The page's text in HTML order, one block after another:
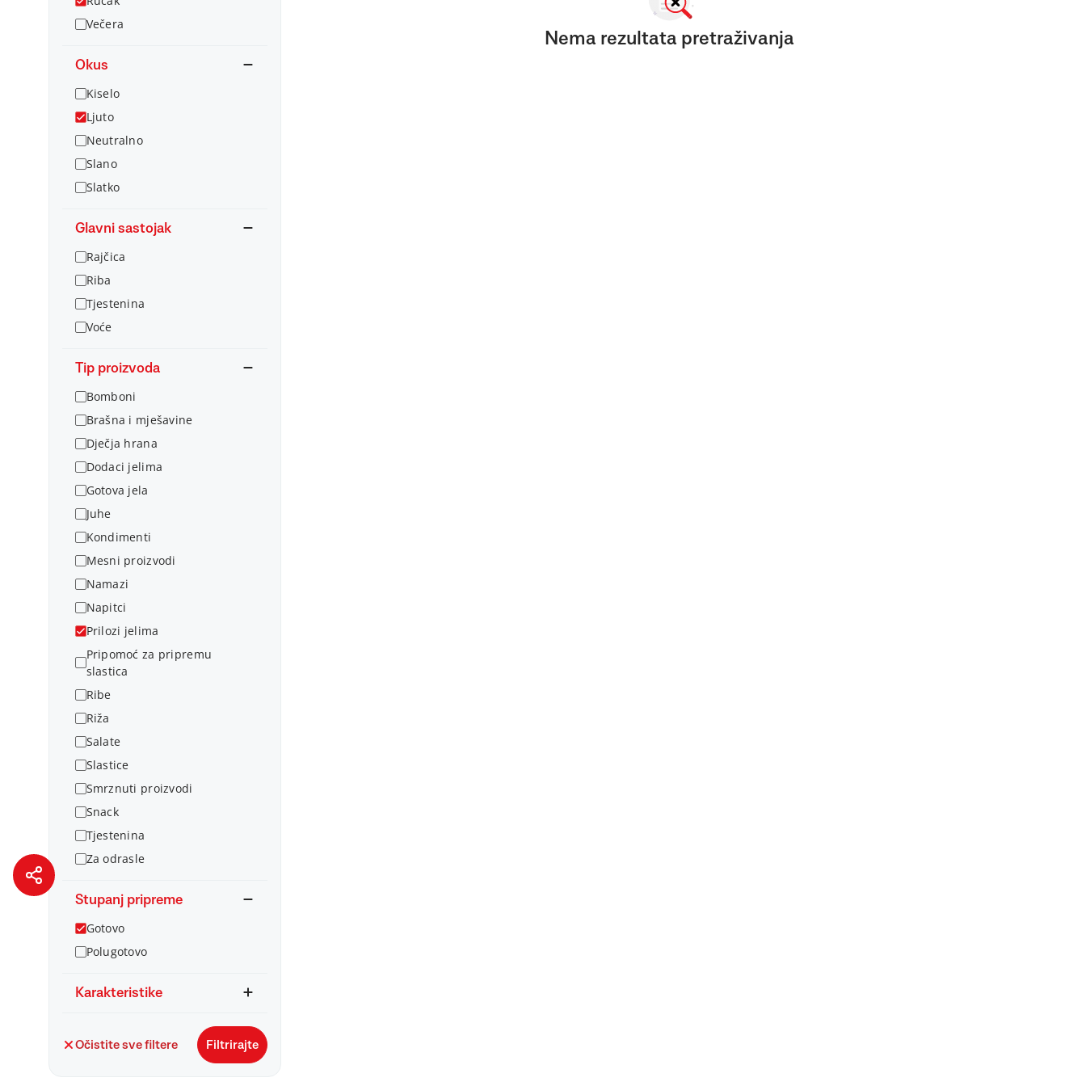
Večera
Okus
Kiselo
Ljuto
Neutralno
Slano
Slatko
Glavni sastojak
Rajčica
Riba
Tjestenina
Voće
Tip proizvoda
Bomboni
Brašna i mješavine
Dječja hrana
Dodaci jelima
Gotova jela
Juhe
Kondimenti
Mesni proizvodi
Namazi
Napitci
Prilozi jelima
Pripomoć za pripremu
slastica
Ribe
Riža
Salate
Slastice
Smrznuti proizvodi
Snack
Tjestenina
Za odrasle
Stupanj pripreme
Gotovo
Polugotovo
Karakteristike
Očistite sve filtere Filtrirajte
Nema rezultata pretraživanja